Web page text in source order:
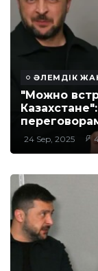
ӘЛЕМДІК
"Можно
24 Sep, 2025